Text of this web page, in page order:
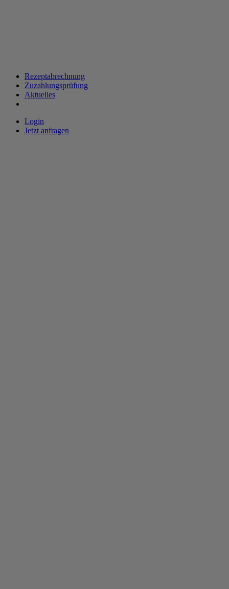
Rezeptabrechnung
Zuzahlungsprüfung
Aktuelles
Login
Jetzt anfragen